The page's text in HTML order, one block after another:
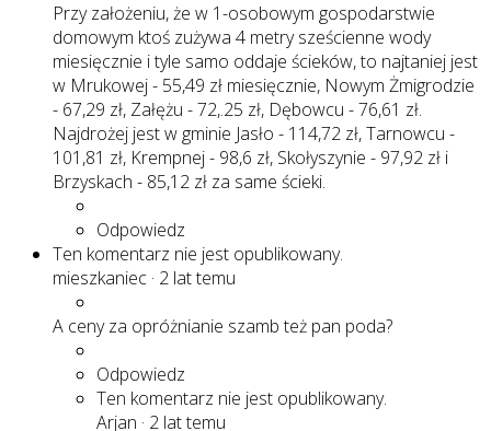
Przy założeniu, że w 1-osobowym gospodarstwie
domowym ktoś zużywa 4 metry sześcienne wody
miesięcznie i tyle samo oddaje ścieków, to najtaniej jest
w Mrukowej - 55,49 zł miesięcznie, Nowym Żmigrodzie
- 67,29 zł, Załężu - 72,.25 zł, Dębowcu - 76,61 zł.
Najdrożej jest w gminie Jasło - 114,72 zł, Tarnowcu -
101,81 zł, Krempnej - 98,6 zł, Skołyszynie - 97,92 zł i
Brzyskach - 85,12 zł za same ścieki.
Odpowiedz
Ten komentarz nie jest opublikowany.
mieszkaniec · 2 lat temu
A ceny za opróżnianie szamb też pan poda?
Odpowiedz
Ten komentarz nie jest opublikowany.
Arjan · 2 lat temu